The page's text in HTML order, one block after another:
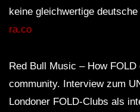
keine gleichwertige
ra.co
Red Bull Music – How
community. Interview zum
Londoner FOLD-Clubs als